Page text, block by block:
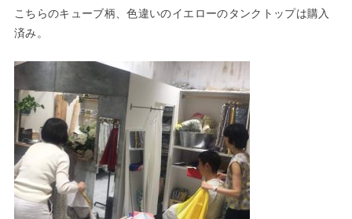
こちらのキューブ柄、色違いのイエローのタンクトップは購入
済み。